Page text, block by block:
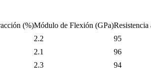
(%)Módulo de Flexión (GPa)
2.2 95
2.1 96
2.3 94